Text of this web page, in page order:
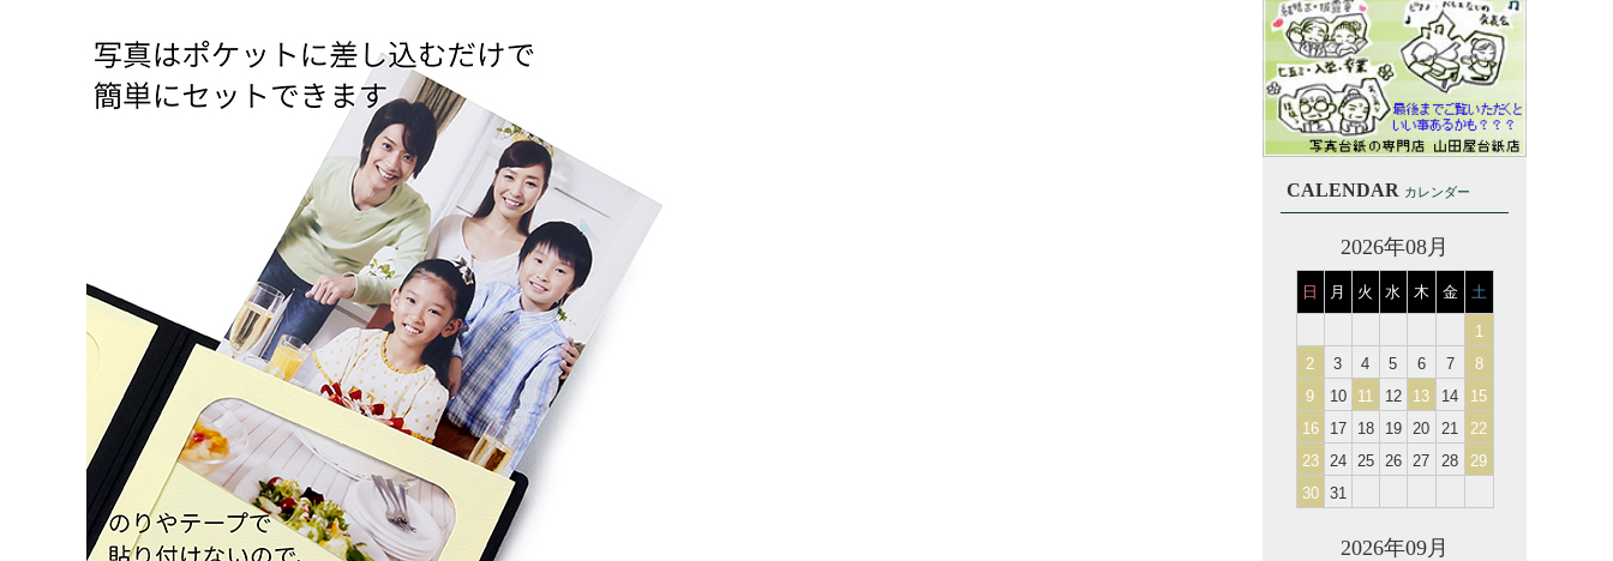
CALENDAR カレンダー
2026年08月
日 月 火 水 木 金 土
1
2
3 4 5 6 7
8
9
10 11 12 13 14
15
16
17 18 19 20 21
22
23
24 25 26 27 28
29
30
31
2026年09月